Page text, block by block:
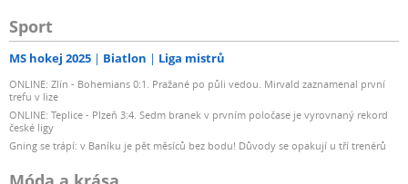
Sport
MS hokej 2025 Biatlon Liga mistrů
ONLINE: Zlín - Bohemians 0:1. Pražané po půli vedou. Mirvald zaznamenal první
trefu v lize
ONLINE: Teplice - Plzeň 3:4. Sedm branek v prvním poločase je vyrovnaný rekord
české ligy
Gning se trápí: v Baníku je pět měsíců bez bodu! Důvody se opakují u tří trenérů